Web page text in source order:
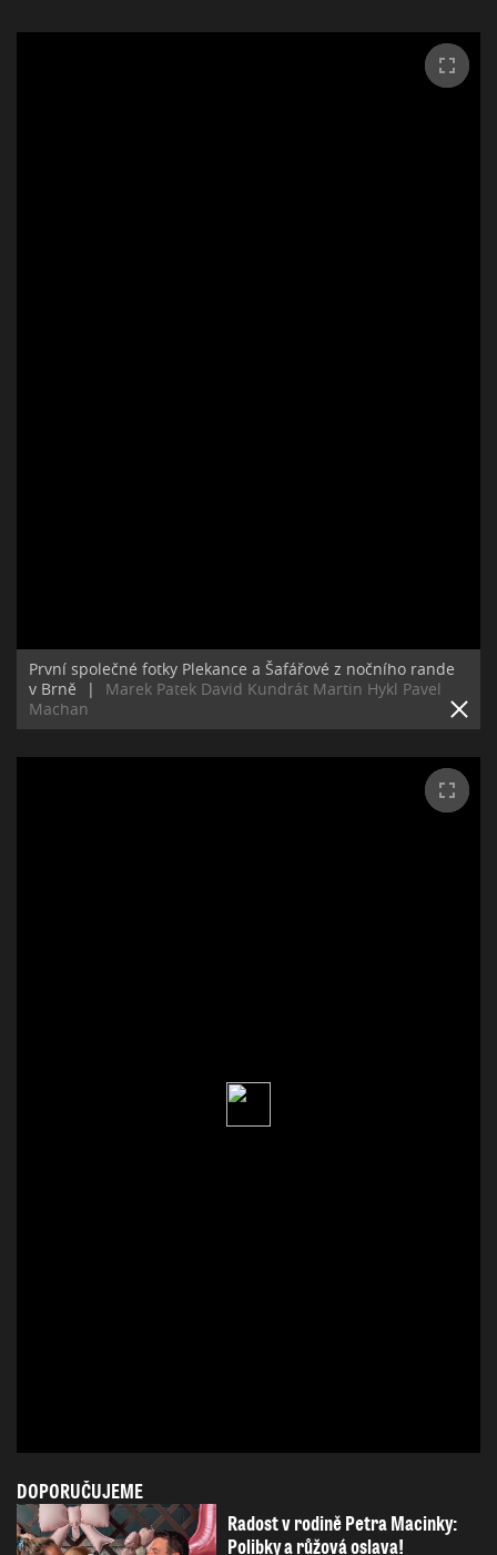
První společné fotky Plekance a Šafářové z nočního rande
v Brně
|
Marek Patek David Kundrát Martin Hykl Pavel
Machan
DOPORUČUJEME
Radost v rodině Petra Macinky:
Polibky a růžová oslava!